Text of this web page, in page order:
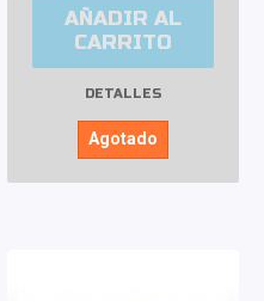
AÑADIR AL
CARRITO
DETALLES
Agotado